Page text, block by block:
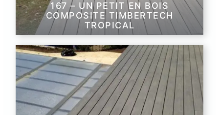
167 – UN PETIT EN BOIS
COMPOSITE TIMBERTECH
TROPICAL